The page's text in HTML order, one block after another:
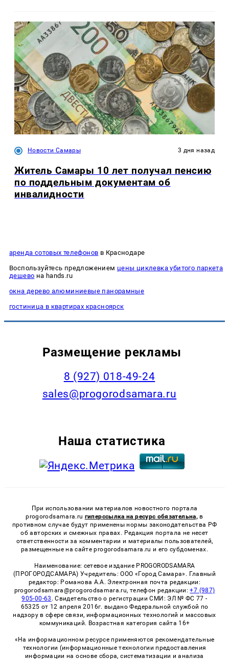
Новости Самары 3 дня назад
Житель Самары 10 лет получал пенсию
по поддельным документам об
инвалидности
аренда сотовых телефонов в Краснодаре
Воспользуйтесь предложением цены циклевка убитого паркета
дешево на hands.ru
окна дерево алюминиевые панорамные
гостиница в квартирах красноярск
Размещение рекламы
8 (927) 018-49-24
sales@progorodsamara.ru
Наша статистика
При использовании материалов новостного портала
progorodsamara.ru гиперссылка на ресурс обязательна, в
противном случае будут применены нормы законодательства РФ
об авторских и смежных правах. Редакция портала не несет
ответственности за комментарии и материалы пользователей,
размещенные на сайте progorodsamara.ru и его субдоменах.
Наименование: сетевое издание PROGORODSAMARA
(ПРОГОРОДСАМАРА) Учредитель: ООО «Город Самара». Главный
редактор: Романова А.А. Электронная почта редакции:
progorodsamara@progorodsamara.ru, телефон редакции:+7 (987)
905-00-63 . Свидетельство о регистрации СМИ: ЭЛ № ФС 77 -
65325 от 12 апреля 2016г. выдано Федеральной службой по
надзору в сфере связи, информационных технологий и массовых
коммуникаций. Возрастная категория сайта 16+
«На информационном ресурсе применяются рекомендательные
технологии (информационные технологии предоставления
информации на основе сбора, систематизации и анализа